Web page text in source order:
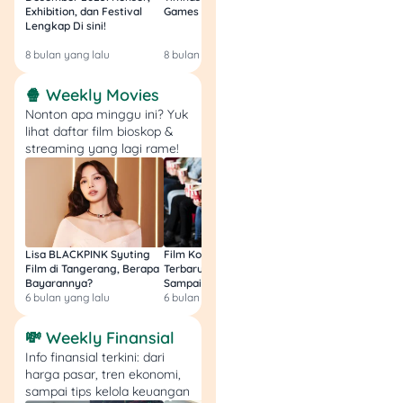
Soalnya, kamu udah tahu
profit yang realistis.
3 Tipe Investor
berdasarkan Profil
Dilansir dariCorporate
Finance Institute, ada tiga
tipe investor utama
berdasarkan profil risiko,
yaitu konservatif, moderat,
dan agresif. Berikut
penjelasannya.
1. Konservatif (Risk
Exhibition, dan Festival
Lengkap Di sini!
8 bulan yang lalu
Games Malam Ini, Gratis!
8 bulan yang lalu
🍿 Weekly Movies
Nonton apa minggu ini? Yuk
lihat daftar film bioskop &
streaming yang lagi rame!
Lisa BLACKPINK Syuting
Film di Tangerang, Berapa
Bayarannya?
6 bulan yang lalu
Film Komedi Indonesia
Terbaru 2026, Siap Ngakak
Sampai Sakit Perut!
6 bulan yang lalu
💸 Weekly Finansial
Info finansial terkini: dari
harga pasar, tren ekonomi,
sampai tips kelola keuangan